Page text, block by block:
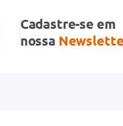
Cadastre-se em
nossa